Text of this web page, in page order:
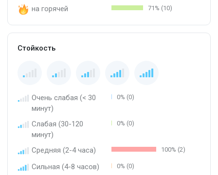
на горячей 71% (10)
Стойкость
Очень слабая (< 30
минут)
0% (0)
Слабая (30-120
минут)
0% (0)
Средняя (2-4 часа) 100% (2)
Сильная (4-8 часов) 0% (0)